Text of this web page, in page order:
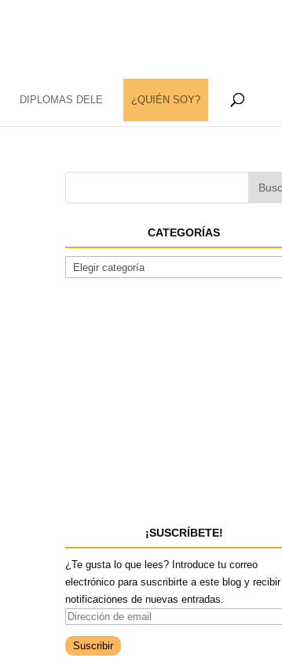
DIPLOMAS DELE ¿QUIÉN SOY?
CATEGORÍAS
¡SUSCRÍBETE!
¿Te gusta lo que lees? Introduce tu correo
electrónico para suscribirte a este blog y recibir
notificaciones de nuevas entradas.
D
r